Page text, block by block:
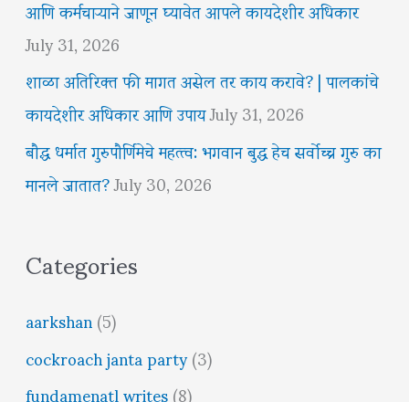
आणि कर्मचाऱ्याने जाणून घ्यावेत आपले कायदेशीर अधिकार
July 31, 2026
शाळा अतिरिक्त फी मागत असेल तर काय करावे? | पालकांचे
कायदेशीर अधिकार आणि उपायJuly 31, 2026
बौद्ध धर्मात गुरुपौर्णिमेचे महत्त्व: भगवान बुद्ध हेच सर्वोच्च गुरु का
मानले जातात?July 30, 2026
Categories
aarkshan(5)
cockroach janta party(3)